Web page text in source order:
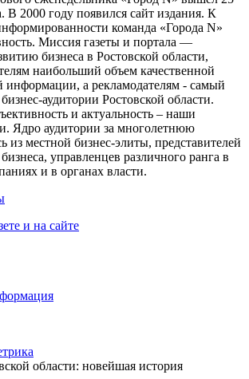
В 2000 году появился сайт издания. К
команда «Города N»
Миссия газеты и портала —
бизнеса в Ростовской области,
наибольший объем качественной
информации, а рекламодателям - самый
аудитории Ростовской области.
и актуальность – наши
Ядро аудитории за многолетнюю
из местной бизнес-элиты, представителей
управленцев различного ранга в
и в органах власти.
и на сайте
области: новейшая история